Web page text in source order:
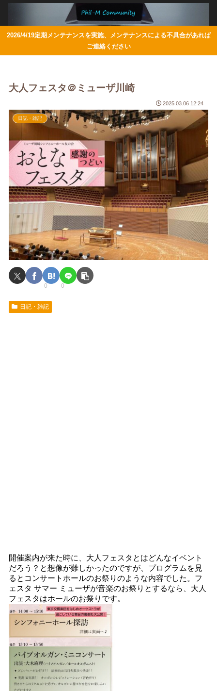
2026/4/19定期メンテナンスを実施、メンテナンスによる不具合があれば
ご連絡ください
大人フェスタ＠ミューザ川崎
2025.03.06 12:24
日記・雑記
0 0
日記・雑記
開催案内が来た時に、大人フェスタとはどんなイベント
だろう？と想像が難しかったのですが、プログラムを見
るとコンサートホールのお祭りのような内容でした。フ
ェスタ サマー ミューザが音楽のお祭りとするなら、大人
フェスタはホールのお祭りです。